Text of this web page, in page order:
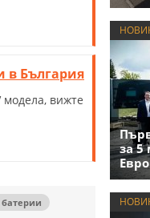
в България
модела, вижте
за 5